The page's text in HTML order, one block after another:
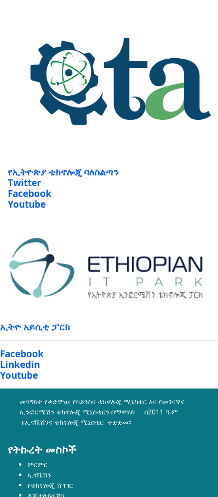
የኢትዮጵያ ቴክኖሎጂ ባለስልጣን
Twitter
Facebook
Youtube
ኢትዮ አይሲቲ ፓርክ
Facebook
Linkedin
Youtube
መንግስት የቀድሞው የሳይንስና ቴክኖሎጂ ሚኒስቴር እና የመገናኛና
ኢንፎርሜሽን ቴክኖሎጂ ሚኒስቴርን በማዋሃድ በ2011 ዓ.ም
የኢኖቬሽንና ቴክኖሎጂ ሚኒስቴር ተቋቋመ፡፡
የትኩረት መስኮች
ምርምር
ኢኖቬሽን
የቴክኖሎጂ ሽግግር